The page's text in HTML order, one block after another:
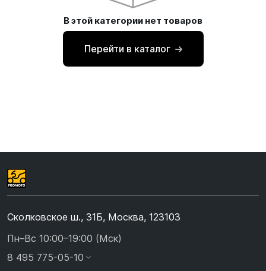
В этой категории нет товаров
Перейти в каталог
Сколковское ш., 31Б, Москва, 123103
Пн–Вс 10:00–19:00 (Мск)
8 495 775-05-10